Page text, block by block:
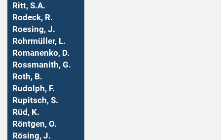
Ritt, S.A.
Rodeck, R.
Roesing, J.
Rohrmüller, L.
Romanenko, D.
Rossmanith, G.
Roth, B.
Rudolph, F.
Rupitsch, S.
Rüd, K.
Röntgen, O.
Rösing, J.